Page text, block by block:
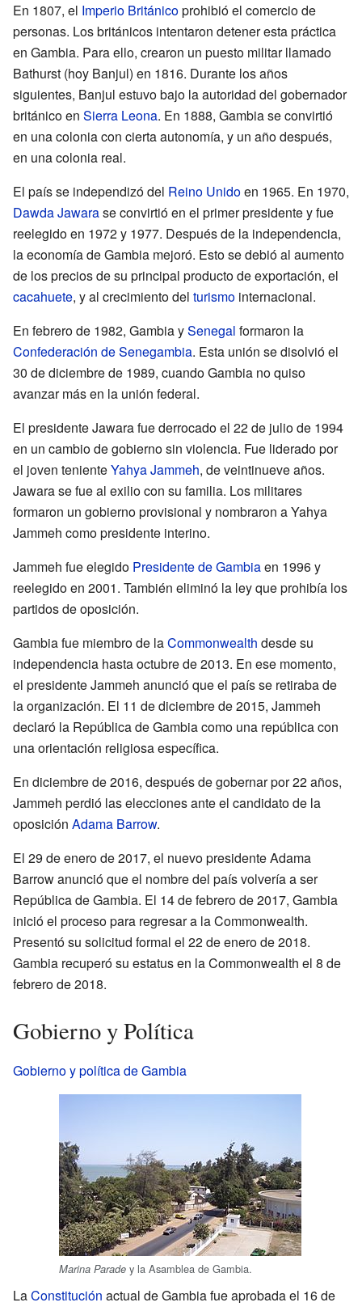
En 1807, el Imperio Británicoprohibió el comercio de
personas. Los británicos intentaron detener esta práctica
en Gambia. Para ello, crearon un puesto militar llamado
Bathurst (hoy Banjul) en 1816. Durante los años
siguientes, Banjul estuvo bajo la autoridad del gobernador
británico en Sierra Leona. En 1888, Gambia se convirtió
en una colonia con cierta autonomía, y un año después,
en una colonia real.
El país se independizó del Reino Unidoen 1965. En 1970,
Dawda Jawarase convirtió en el primer presidente y fue
reelegido en 1972 y 1977. Después de la independencia,
la economía de Gambia mejoró. Esto se debió al aumento
de los precios de su principal producto de exportación, el
cacahuete, y al crecimiento del turismo internacional.
En febrero de 1982, Gambia ySenegal formaron la
Confederación de Senegambia. Esta unión se disolvió el
30 de diciembre de 1989, cuando Gambia no quiso
avanzar más en la unión federal.
El presidente Jawara fue derrocado el 22 de julio de 1994
en un cambio de gobierno sin violencia. Fue liderado por
el joven tenienteYahya Jammeh, de veintinueve años.
Jawara se fue al exilio con su familia. Los militares
formaron un gobierno provisional y nombraron a Yahya
Jammeh como presidente interino.
Jammeh fue elegido Presidente de Gambiaen 1996 y
reelegido en 2001. También eliminó la ley que prohibía los
partidos de oposición.
Gambia fue miembro de laCommonwealth desde su
independencia hasta octubre de 2013. En ese momento,
el presidente Jammeh anunció que el país se retiraba de
la organización. El 11 de diciembre de 2015, Jammeh
declaró la República de Gambia como una república con
una orientación religiosa específica.
En diciembre de 2016, después de gobernar por 22 años,
Jammeh perdió las elecciones ante el candidato de la
oposición Adama Barrow.
El 29 de enero de 2017, el nuevo presidente Adama
Barrow anunció que el nombre del país volvería a ser
República de Gambia. El 14 de febrero de 2017, Gambia
inició el proceso para regresar a la Commonwealth.
Presentó su solicitud formal el 22 de enero de 2018.
Gambia recuperó su estatus en la Commonwealth el 8 de
febrero de 2018.
Gobierno y Política
Gobierno y política de Gambia
Marina Parade y la Asamblea de Gambia.
LaConstitución actual de Gambia fue aprobada el 16 de